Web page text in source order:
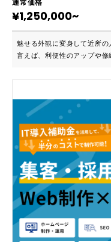
¥1,250,000~
魅せる外観に変身して近所
言えば、利便性のアップや
を意識したリノベーション
れをしていきます。 ■こんな方におススメです ・外観をリニューアルで
させて集客効果を狙いたい
からない ・入りやすくて分かりやす
件以上を誇り、高確率で集
善などもお客様を集めるため
チとして外観リノベーション
様の声・実績紹介 【施工実績600件以上、集客成功率93.1％を達成】
【お客様の声】 「実施した
ン屋オーナー 「近隣の人に
りました」薬局店オーナー
最高業績達成です」整骨院オ
り総来院数半年後162％に」歯科医院理事長